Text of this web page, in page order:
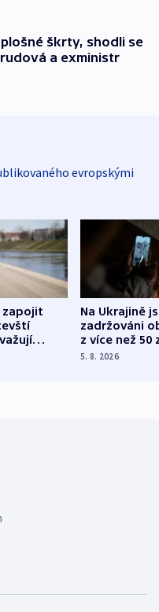
škrty, shodli se
a exministr
evropskými
zapojit
Na Ukrajině
zadržováni
z více než 50
Bojovali na
5. 8. 2026